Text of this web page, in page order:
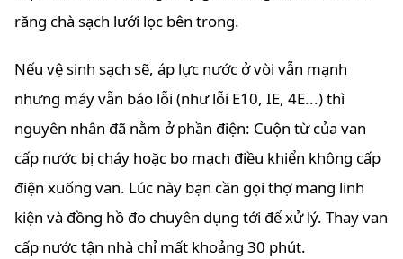
răng chà sạch lưới lọc bên trong.
Nếu vệ sinh sạch sẽ, áp lực nước ở vòi vẫn mạnh
nhưng máy vẫn báo lỗi (như lỗi E10, IE, 4E...) thì
nguyên nhân đã nằm ở phần điện: Cuộn từ của van
cấp nước bị cháy hoặc bo mạch điều khiển không cấp
điện xuống van. Lúc này bạn cần gọi thợ mang linh
kiện và đồng hồ đo chuyên dụng tới để xử lý. Thay van
cấp nước tận nhà chỉ mất khoảng 30 phút.